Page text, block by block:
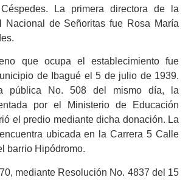
La primera directora de la
Nacional de Señoritas fue Rosa María
que ocupa el establecimiento fue
de Ibagué el 5 de julio de 1939.
pública No. 508 del mismo día, la
por el Ministerio de Educación
el predio mediante dicha donación. La
ubicada en la Carrera 5 Calle
barrio Hipódromo.
mediante Resolución No. 4837 del 15